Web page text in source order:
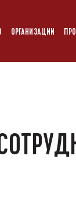
ОРГАНИЗАЦИИ